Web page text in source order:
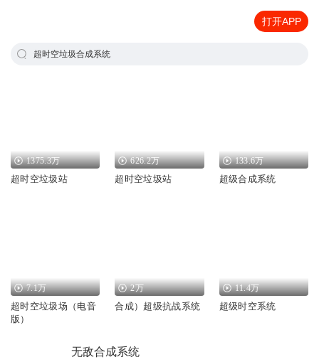
打开APP
超时空垃圾合成系统
1375.3万
超时空垃圾站
626.2万
超时空垃圾站
133.6万
超级合成系统
7.1万
超时空垃圾场（电音
版）
2万
合成）超级抗战系统
11.4万
超级时空系统
无敌合成系统